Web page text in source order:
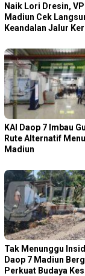
Naik Lori Dresin,
Madiun Cek
Keandalan Jalur
KAI Daop 7 Imbau
Rute Alternatif
Madiun
Tak Menunggu
Daop 7 Madiun
Perkuat Budaya